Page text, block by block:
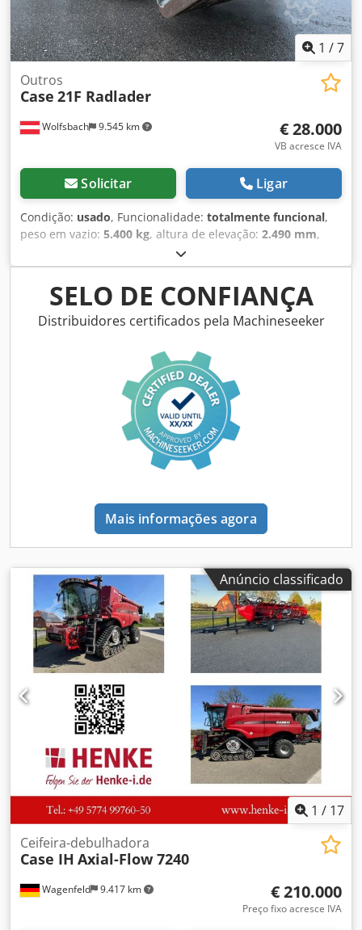
1 /7
Wolfsbach 9.545 km
Outros
Case 21F Radlader
€ 28.000
VB acresce IVA
Solicitar Ligar
Condição: usado, Funcionalidade: totalmente funcional,
peso em vazio: 5.400 kg, altura de elevação: 2.490 mm,
, horas de funcionamento:
comprimento total:5.550 mm, altura de construção:2.500
, tipo de transmissão: Diesel Motor, largura de
construção:1.950 mm, Outros Classe de velocidade: 25
Condição técnica: normal Dksdpfxswlxgae Aixer Estado da
SELO DE CONFIANÇA
Distribuidores certificados pela Machineseeker
Mais informações agora
Anúncio classificado
1 / 17
Wagenfeld 9.417 km
Ceifeira-debulhadora
Case IH Axial-Flow 7240
€ 210.000
Preço fixo acresce IVA